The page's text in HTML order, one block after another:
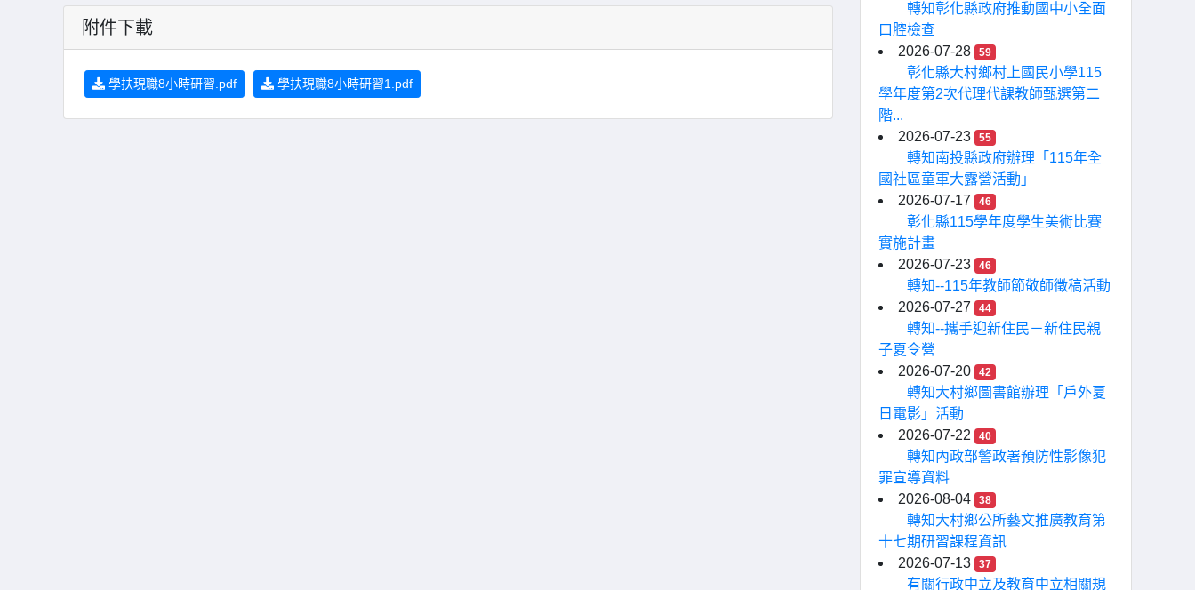
附件下載
學扶現職8小時研習.pdf 學扶現職8小時研習1.pdf
轉知彰化縣政府推動國中小全面
口腔檢查
2026-07-28
59
彰化縣大村鄉村上國民小學115
學年度第2次代理代課教師甄選第二
階...
2026-07-23
55
轉知南投縣政府辦理「115年全
國社區童軍大露營活動」
2026-07-17
46
彰化縣115學年度學生美術比賽
實施計畫
2026-07-23
46
轉知--115年教師節敬師徵稿活動
2026-07-27
44
轉知--攜手迎新住民－新住民親
子夏令營
2026-07-20
42
轉知大村鄉圖書館辦理「戶外夏
日電影」活動
2026-07-22
40
轉知內政部警政署預防性影像犯
罪宣導資料
2026-08-04
38
轉知大村鄉公所藝文推廣教育第
十七期研習課程資訊
2026-07-13
37
有關行政中立及教育中立相關規